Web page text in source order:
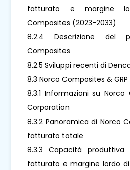
fatturato e margine
Composites (2023-2033)
8.2.4 Descrizione del
Composites
8.2.5 Sviluppi recenti di
8.3 Norco Composites & GRP
8.3.1 Informazioni su Norco
Corporation
8.3.2 Panoramica di Norco
fatturato totale
8.3.3 Capacità
fatturato e margine lordo